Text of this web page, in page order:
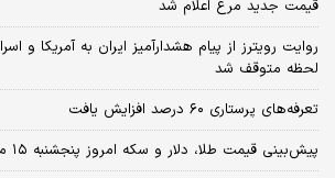
قیمت جدید مرغ اعلام شد
روایت رویترز از پیام هشدارآمیز ایران به آمریکا و
لحظه متوقف شد
تعرفه‌های پرستاری ۶۰ درصد افزایش یافت
پیش‌بینی قیمت طلا، دلار و سکه امروز پنجشنبه ۱۵ مرداد ۱۴۰۵